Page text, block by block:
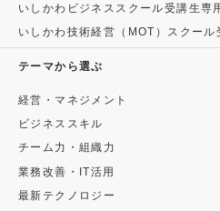
いしかわビジネススクール受講生専
いしかわ技術経営（MOT）スクール
テーマから選ぶ
経営・マネジメント
ビジネススキル
チーム力・組織力
業務改善・IT活用
最新テクノロジー